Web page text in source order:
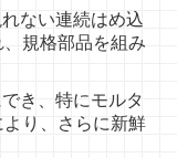
ない連続はめ込
規格部品を組み
き、特にモルタ
り、さらに新鮮